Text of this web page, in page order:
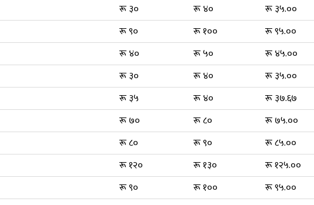
रू ३० रू ४०
रू ३५.००
रू ९० रू १००
रू ९५.००
रू ४० रू ५०
रू ४५.००
रू ३० रू ४०
रू ३५.००
रू ३५ रू ४०
रू ३७.६७
रू ७० रू ८०
रू ७५.००
रू ८० रू ९०
रू ८५.००
रू १२० रू १३०
रू १२५.००
रू ९० रू १००
रू ९५.००